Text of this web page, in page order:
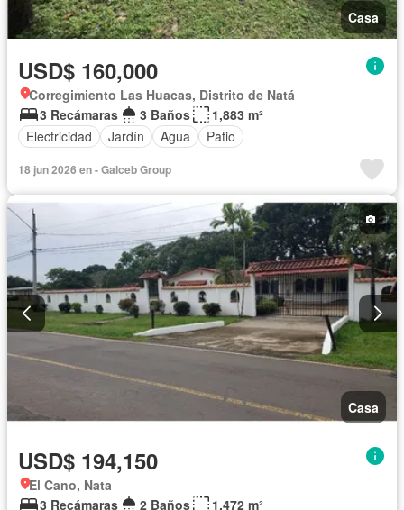
Casa
USD$ 160,000
Corregimiento Las Huacas, Distrito de Natá
3 Recámaras
3 Baños
1,883 m²
Electricidad
Jardín Agua Patio
18 jun 2026 en - Galceb Group
Casa
USD$ 194,150
El Cano, Nata
3 Recámaras
2 Baños
1,472 m²